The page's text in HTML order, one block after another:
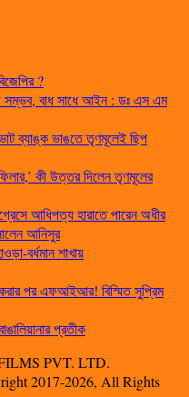
?
সম্ভব, বাধ সাধে আইন : ডঃ এস এম
ব্যাঙ্ক ভাঙতে তৃণমূলেই ছিপ
কী উত্তর দিলেন তৃণমূলের
আধিপত্য হারাতে পারেন অধীর
আনিসুর
বর্ধমান শাখায়
পর এফআইআর! বিস্মিত সুপ্রিম
প্রতীক
PVT. LTD.
2017-2026, All Rights